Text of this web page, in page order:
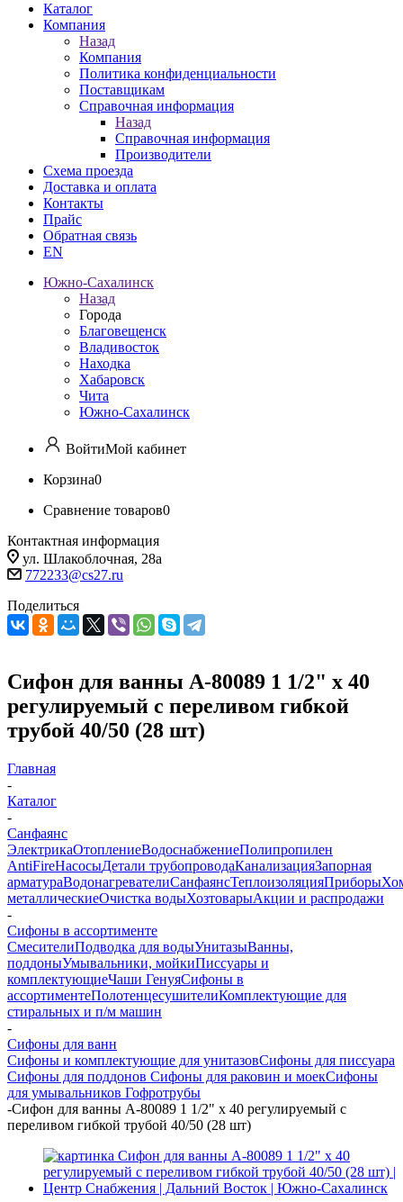
Каталог
Компания
Назад
Компания
Политика конфиденциальности
Поставщикам
Справочная информация
Назад
Справочная информация
Производители
Схема проезда
Доставка и оплата
Контакты
Прайс
Обратная связь
EN
Южно-Сахалинск
Назад
Города
Благовещенск
Владивосток
Находка
Хабаровск
Чита
Южно-Сахалинск
ВойтиМой кабинет
Корзина0
Сравнение товаров0
Контактная информация
ул. Шлакоблочная, 28а
772233@cs27.ru
Поделиться
Сифон для ванны A-80089 1 1/2" х 40
регулируемый с переливом гибкой
трубой 40/50 (28 шт)
Главная
-
Каталог
-
Санфаянс
ЭлектрикаОтоплениеВодоснабжениеПолипропилен
AntiFireНасосыДетали трубопроводаКанализацияЗапорная
арматураВодонагревателиСанфаянсТеплоизоляцияПриборы
металлическиеОчистка водыХозтоварыАкции и распродажи
-
Сифоны в ассортименте
СмесителиПодводка для водыУнитазыВанны,
поддоныУмывальники, мойкиПиссуары и
комплектующиеЧаши ГенуяСифоны в
ассортиментеПолотенцесушителиКомплектующие для
стиральных и п/м машин
-
Сифоны для ванн
Сифоны и комплектующие для унитазовСифоны для писсуара
Сифоны для поддонов Сифоны для раковин и моекСифоны
для умывальников Гофротрубы
-Сифон для ванны A-80089 1 1/2" х 40 регулируемый с
переливом гибкой трубой 40/50 (28 шт)